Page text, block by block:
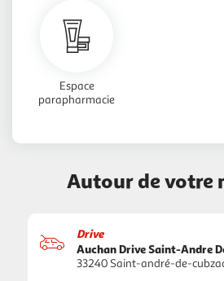
Espace
parapharmacie
Autour de votre
Drive
Auchan Drive Saint-Andre
33240 Saint-andré-de-